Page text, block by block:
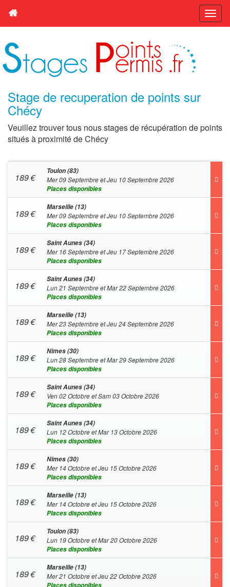
Stage de recuperation de points sur
Chécy
Veuillez trouver tous nous stages de récupération de points
situés à proximité de Chécy
189€
Toulon (83)
Mer 09 Septembre et Jeu 10 Septembre 2026
Places disponibles
189€
Marseille (13)
Mer 09 Septembre et Jeu 10 Septembre 2026
Places disponibles
189€
Saint Aunes (34)
Mer 16 Septembre et Jeu 17 Septembre 2026
Places disponibles
189€
Saint Aunes (34)
Lun 21 Septembre et Mar 22 Septembre 2026
Places disponibles
189€
Marseille (13)
Mer 23 Septembre et Jeu 24 Septembre 2026
Places disponibles
189€
Nimes (30)
Lun 28 Septembre et Mar 29 Septembre 2026
Places disponibles
189€
Saint Aunes (34)
Ven 02 Octobre et Sam 03 Octobre 2026
Places disponibles
189€
Saint Aunes (34)
Lun 12 Octobre et Mar 13 Octobre 2026
Places disponibles
189€
Nimes (30)
Mer 14 Octobre et Jeu 15 Octobre 2026
Places disponibles
189€
Marseille (13)
Mer 14 Octobre et Jeu 15 Octobre 2026
Places disponibles
189€
Toulon (83)
Lun 19 Octobre et Mar 20 Octobre 2026
Places disponibles
189€
Marseille (13)
Mer 21 Octobre et Jeu 22 Octobre 2026
Places disponibles